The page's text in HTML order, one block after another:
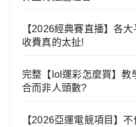
【2026經典賽直播】各
收費真的太扯!
完整【lol運彩怎麼買】教
合而非人頭數?
【2026亞運電競項目】